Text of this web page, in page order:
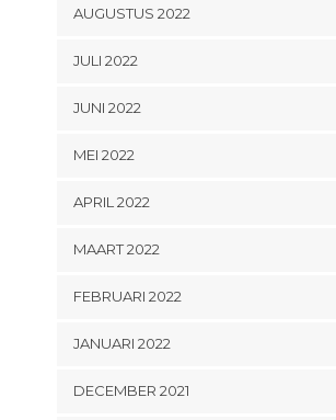
AUGUSTUS 2022
JULI 2022
JUNI 2022
MEI 2022
APRIL 2022
MAART 2022
FEBRUARI 2022
JANUARI 2022
DECEMBER 2021